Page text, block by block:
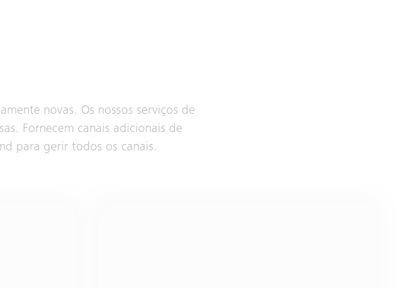
novas. Os nossos serviços de
Fornecem canais adicionais de
para gerir todos os canais.